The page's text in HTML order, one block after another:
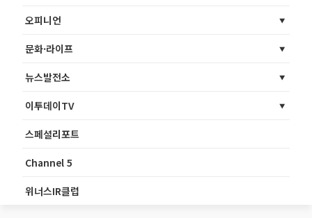
오피니언
문화·라이프
뉴스발전소
이투데이TV
스페셜리포트
Channel 5
위너스IR클럽